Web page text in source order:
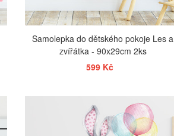
Samolepka do dětského pokoje Les a
zvířátka - 90x29cm 2ks
599 Kč
ZOBRAZIT